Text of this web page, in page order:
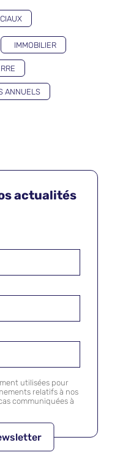
IMMOBILIER
ANNUELS
actualités
utilisées pour
relatifs à nos
communiquées à